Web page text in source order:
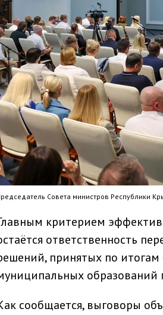
Совета министров Республики
критерием
ответственность
принятых по
образований
сообщается, выговоры